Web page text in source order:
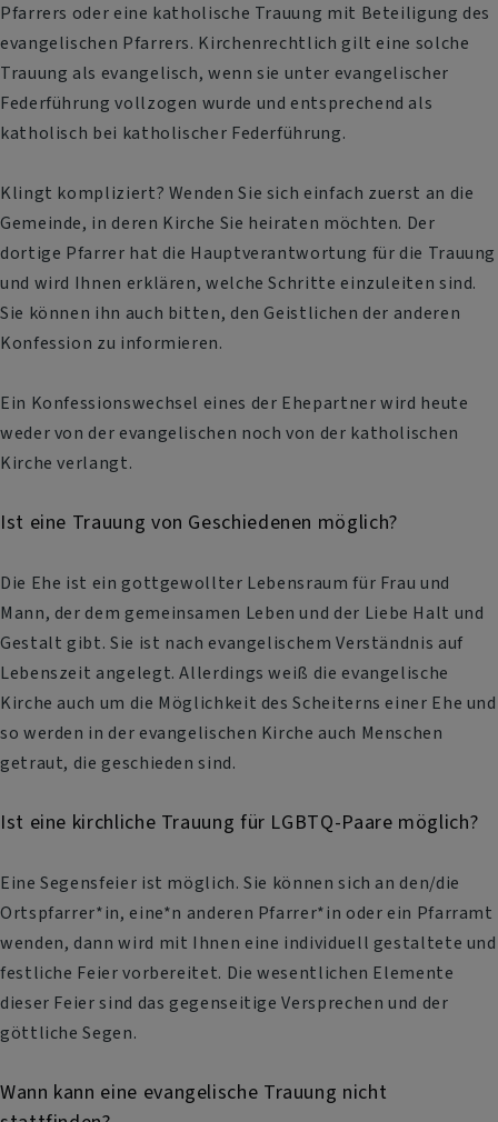
Pfarrers oder eine katholische Trauung mit Beteiligung des
evangelischen Pfarrers. Kirchenrechtlich gilt eine solche
Trauung als evangelisch, wenn sie unter evangelischer
Federführung vollzogen wurde und entsprechend als
katholisch bei katholischer Federführung.
Klingt kompliziert? Wenden Sie sich einfach zuerst an die
Gemeinde, in deren Kirche Sie heiraten möchten. Der
dortige Pfarrer hat die Hauptverantwortung für die Trauung
und wird Ihnen erklären, welche Schritte einzuleiten sind.
Sie können ihn auch bitten, den Geistlichen der anderen
Konfession zu informieren.
Ein Konfessionswechsel eines der Ehepartner wird heute
weder von der evangelischen noch von der katholischen
Kirche verlangt.
Ist eine Trauung von Geschiedenen möglich?
Die Ehe ist ein gottgewollter Lebensraum für Frau und
Mann, der dem gemeinsamen Leben und der Liebe Halt und
Gestalt gibt. Sie ist nach evangelischem Verständnis auf
Lebenszeit angelegt. Allerdings weiß die evangelische
Kirche auch um die Möglichkeit des Scheiterns einer Ehe und
so werden in der evangelischen Kirche auch Menschen
getraut, die geschieden sind.
Ist eine kirchliche Trauung für LGBTQ-Paare möglich?
Eine Segensfeier ist möglich. Sie können sich an den/die
Ortspfarrer*in, eine*n anderen Pfarrer*in oder ein Pfarramt
wenden, dann wird mit Ihnen eine individuell gestaltete und
festliche Feier vorbereitet. Die wesentlichen Elemente
dieser Feier sind das gegenseitige Versprechen und der
göttliche Segen.
Wann kann eine evangelische Trauung nicht